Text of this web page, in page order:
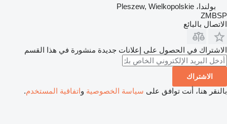
بولندا، Pleszew, Wielkopolskie
ZMBSP
الاتصال بالبائع
الاشتراك في الحصول على إعلانات جديدة منشورة في هذا القسم
الاشتراك
بالنقر هنا، أنت توافق على سياسة الخصوصية واتفاقية المستخدم.